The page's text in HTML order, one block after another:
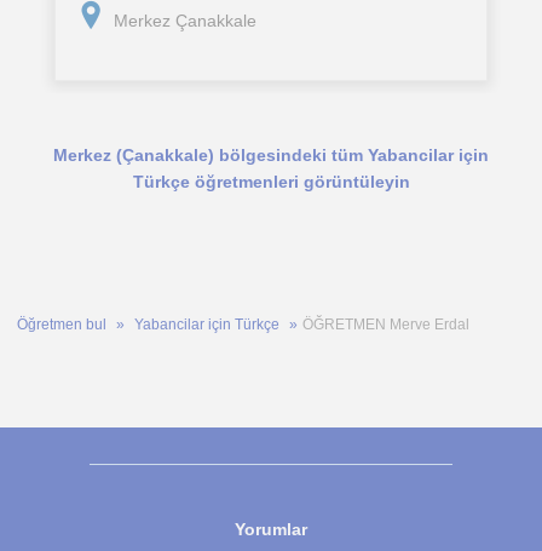
ona özel program izlemekteyim.
Merkez Çanakkale
Merkez (Çanakkale) bölgesindeki tüm Yabancilar için
Türkçe öğretmenleri görüntüleyin
Öğretmen bul Yabancilar için Türkçe ÖĞRETMEN Merve Erdal
Yorumlar